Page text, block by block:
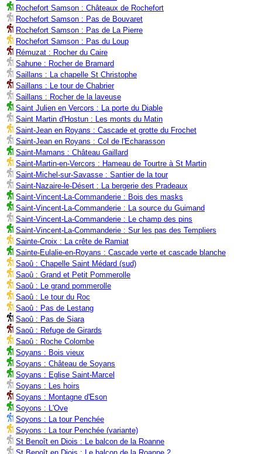
Rochefort Samson : Châteaux de Rochefort
Rochefort Samson : Pas de Bouvaret
Rochefort Samson : Pas de La Pierre
Rochefort Samson : Pas du Loup
Rémuzat : Rocher du Caire
Sahune : Rocher de Bramard
Saillans : La chapelle St Christophe
Saillans : Le tour de Chabrier
Saillans : Rocher de la laveuse
Saint Julien en Vercors : La porte du Diable
Saint Martin d'Hostun : Les monts du Matin
Saint-Jean en Royans : Cascade et grotte du Frochet
Saint-Jean en Royans : Col de l'Echarasson
Saint-Mamans : Château Gaillard
Saint-Martin-en-Vercors : Hameau de Tourtre à St Martin
Saint-Michel-sur-Savasse : Santier de la tour
Saint-Nazaire-le-Désert : La bergerie des Pradeaux
Saint-Vincent-La-Commanderie : Bois des masks
Saint-Vincent-La-Commanderie : La source du Guimand
Saint-Vincent-La-Commanderie : Le champ des pins
Saint-Vincent-La-Commanderie : Sur les pas des Templiers
Sainte-Croix : La crête de Ramiat
Sainte-Eulalie-en-Royans : Cascade verte et cascade blanche
Saoû : Chapelle Saint Médard (sud)
Saoû : Grand et Petit Pommerolle
Saoû : Le grand pommerolle
Saoû : Le tour du Roc
Saoû : Pas de Lestang
Saoû : Pas de Siara
Saoû : Refuge de Girards
Saoû : Roche Colombe
Soyans : Bois vieux
Soyans : Château de Soyans
Soyans : Eglise Saint-Marcel
Soyans : Les hoirs
Soyans : Montagne d'Eson
Soyons : L'Ove
Soyons : La tour Penchée
Soyons : La tour Penchée (variante)
St Benoît en Diois : Le balcon de la Roanne